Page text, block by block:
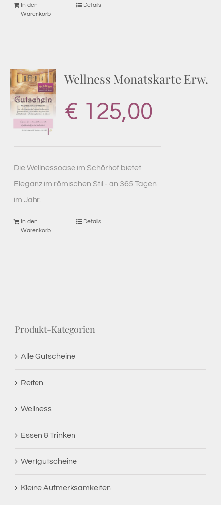
In den
Warenkorb
Details
Wellness Monatskarte Erw.
€ 125,00
Die Wellnessoase im Schörhof bietet
Eleganz im römischen Stil - an 365 Tagen
im Jahr.
In den
Warenkorb
Details
Produkt-Kategorien
Alle Gutscheine
Reiten
Wellness
Essen & Trinken
Wertgutscheine
Kleine Aufmerksamkeiten